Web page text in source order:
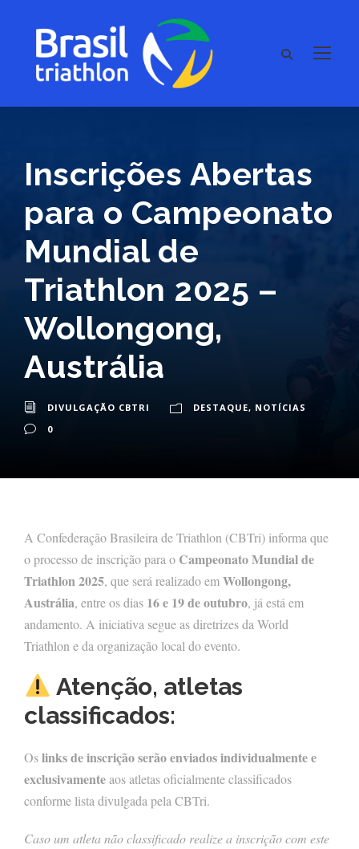
Inscrições Abertas
para o Campeonato
Mundial de
Triathlon 2025 –
Wollongong,
Austrália
DIVULGAÇÃO CBTRI DESTAQUE, NOTÍCIAS
0
A Confederação Brasileira de Triathlon (CBTri) informa que
o processo de inscrição para o Campeonato Mundial de
Triathlon 2025, que será realizado emWollongong,
Austrália, entre os dias 16 e 19 de outubro, já está em
andamento. A iniciativa segue as diretrizes da World
Triathlon e da organização local do evento.
Atenção, atletas
classificados:
Oslinks de inscrição serão enviados individualmente e
exclusivamenteaos atletas oficialmente classificados
conforme lista divulgada pela CBTri.
Caso um atleta não classificado realize a inscrição com este